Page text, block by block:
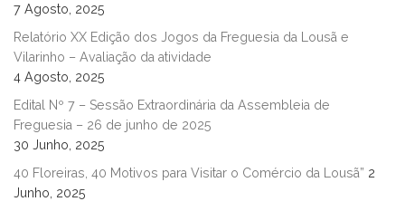
7 Agosto, 2025
Relatório XX Edição dos Jogos da Freguesia da Lousã e
Vilarinho – Avaliação da atividade
4 Agosto, 2025
Edital Nº 7 – Sessão Extraordinária da Assembleia de
Freguesia – 26 de junho de 2025
30 Junho, 2025
40 Floreiras, 40 Motivos para Visitar o Comércio da Lousã” 2
Junho, 2025